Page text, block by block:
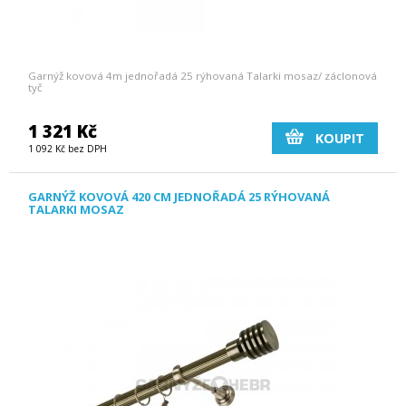
Garnýž kovová 4m jednořadá 25 rýhovaná Talarki mosaz/ záclonová
tyč
1 321 Kč
1 092 Kč bez DPH
KOUPIT
GARNÝŽ KOVOVÁ 420 CM JEDNOŘADÁ 25 RÝHOVANÁ
TALARKI MOSAZ